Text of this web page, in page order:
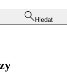
Hledat